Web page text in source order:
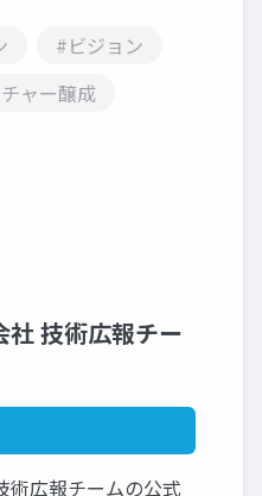
#ビジョン
ャー醸成
社 技術広報チー
術広報チームの公式